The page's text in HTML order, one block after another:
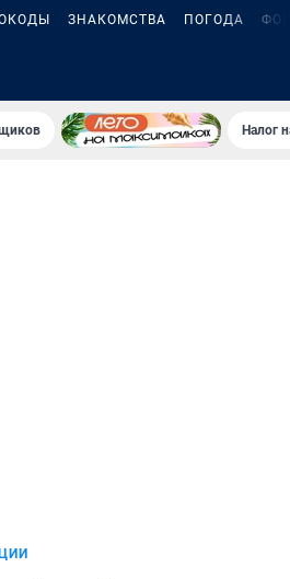
ЗНАКОМСТВА ПОГОДА
Налог